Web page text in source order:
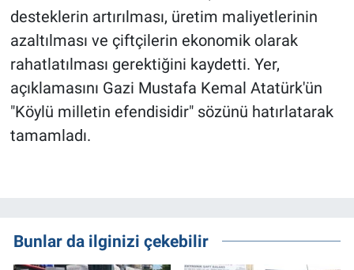
desteklerin artırılması, üretim maliyetlerinin
azaltılması ve çiftçilerin ekonomik olarak
rahatlatılması gerektiğini kaydetti. Yer,
açıklamasını Gazi Mustafa Kemal Atatürk'ün
"Köylü milletin efendisidir" sözünü hatırlatarak
tamamladı.
Bunlar da ilginizi çekebilir